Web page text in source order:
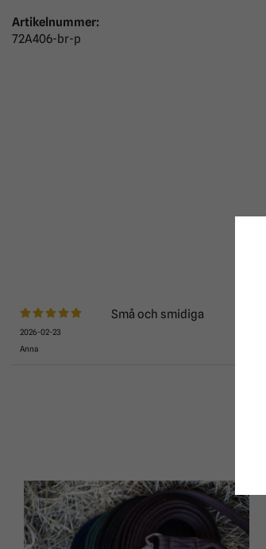
Artikelnummer:
72A406-br-p
2026-02-23
Anna
Små och smidiga